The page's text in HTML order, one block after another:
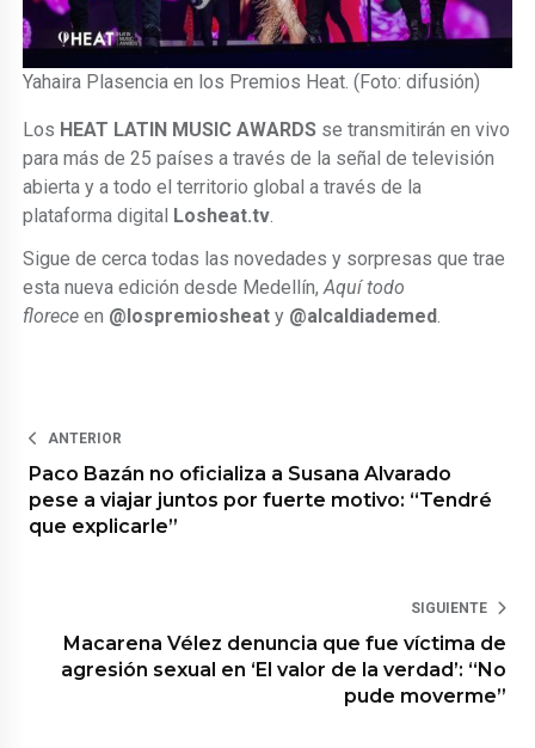
Yahaira Plasencia en los Premios Heat. (Foto: difusión)
Los HEAT LATIN MUSIC AWARDS se transmitirán en vivo
para más de 25 países a través de la señal de televisión
abierta y a todo el territorio global a través de la
plataforma digital Losheat.tv.
Sigue de cerca todas las novedades y sorpresas que trae
esta nueva edición desde Medellín,Aquí todo
floreceen @lospremiosheaty @alcaldiademed.
ANTERIOR
Paco Bazán no oficializa a Susana Alvarado
pese a viajar juntos por fuerte motivo: “Tendré
que explicarle”
SIGUIENTE
Macarena Vélez denuncia que fue víctima de
agresión sexual en ‘El valor de la verdad’: “No
pude moverme”